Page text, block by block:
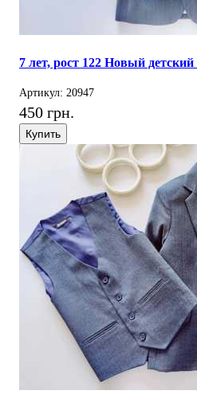
7 лет, рост 122 Новый
Артикул: 20947
450 грн.
Купить